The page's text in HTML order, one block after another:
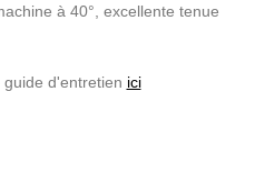
à 40°, excellente tenue
d'entretien ici